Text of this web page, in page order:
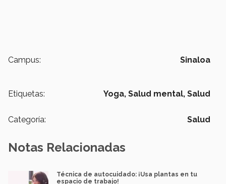
Campus: Sinaloa
Etiquetas: Yoga, Salud mental, Salud
Categoría: Salud
Notas Relacionadas
Técnica de autocuidado: ¡Usa plantas en tu
espacio de trabajo!